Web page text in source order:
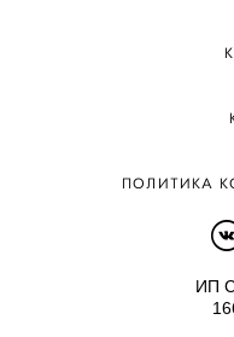
ПОЛИТИКА
ИП